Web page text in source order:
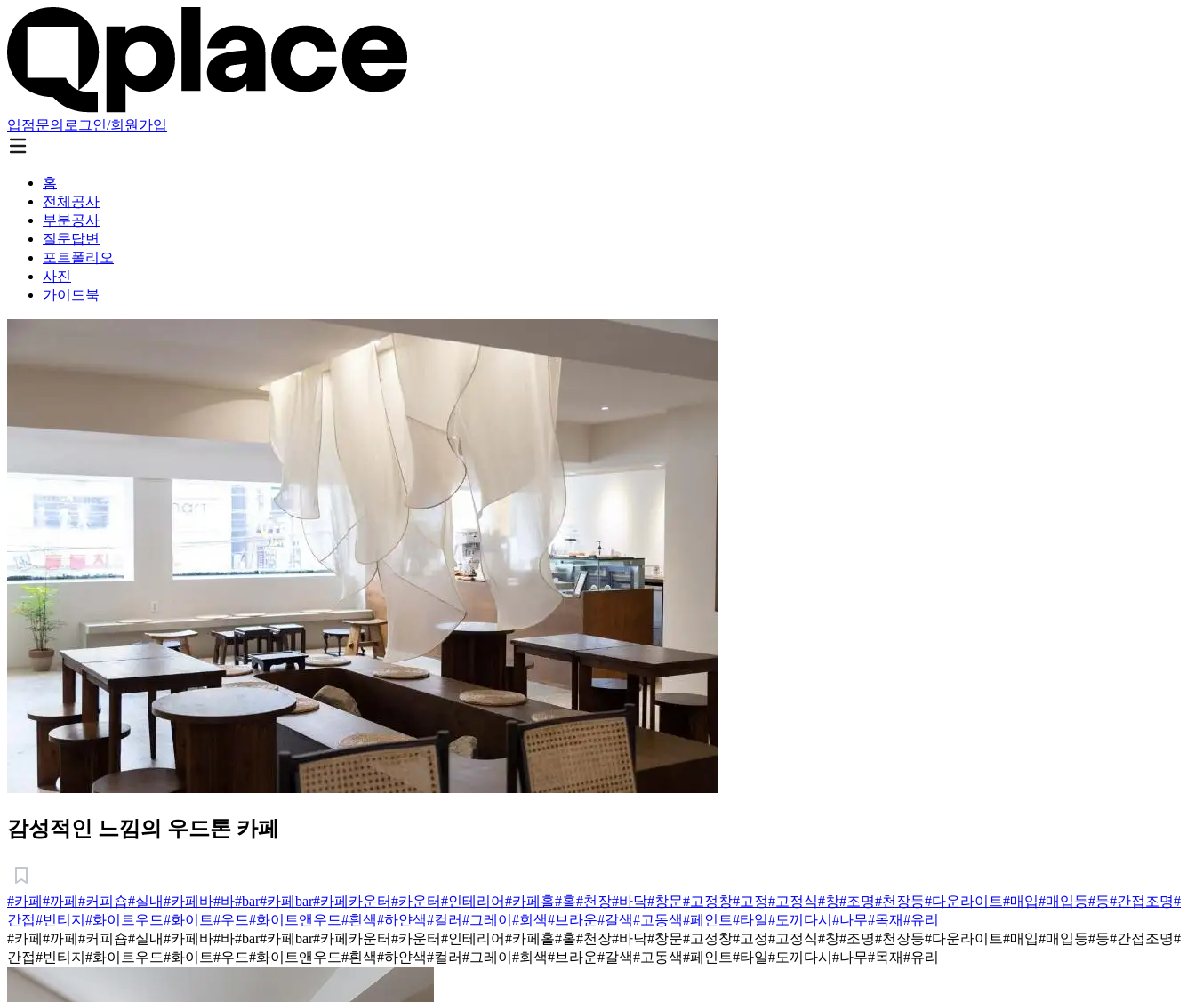
입점문의 로그인/회원가입
홈
전체공사
부분공사
질문답변
포트폴리오
사진
가이드북
감성적인 느낌의 우드톤 카페
#카페 #까페 #커피숍#실내#카페바#바#bar#카페bar#카페카운터#카운터#인테리어#카페홀#홀#천장#바닥#창문#고정창#고정#고정식#창#조명#천장등#다운라이트#매입#매입등#등#간접조명#
간접#빈티지 #화이트우드#화이트#우드#화이트앤우드#흰색#하얀색#컬러#그레이 #회색#브라운#갈색#고동색#페인트#타일#도끼다시 #나무#목재#유리
#카페 #까페 #커피숍#실내#카페바#바#bar#카페bar#카페카운터#카운터#인테리어#카페홀#홀#천장#바닥#창문#고정창#고정#고정식#창#조명#천장등#다운라이트#매입#매입등#등#간접조명#
간접#빈티지 #화이트우드#화이트#우드#화이트앤우드#흰색#하얀색#컬러#그레이 #회색#브라운#갈색#고동색#페인트#타일#도끼다시 #나무#목재#유리